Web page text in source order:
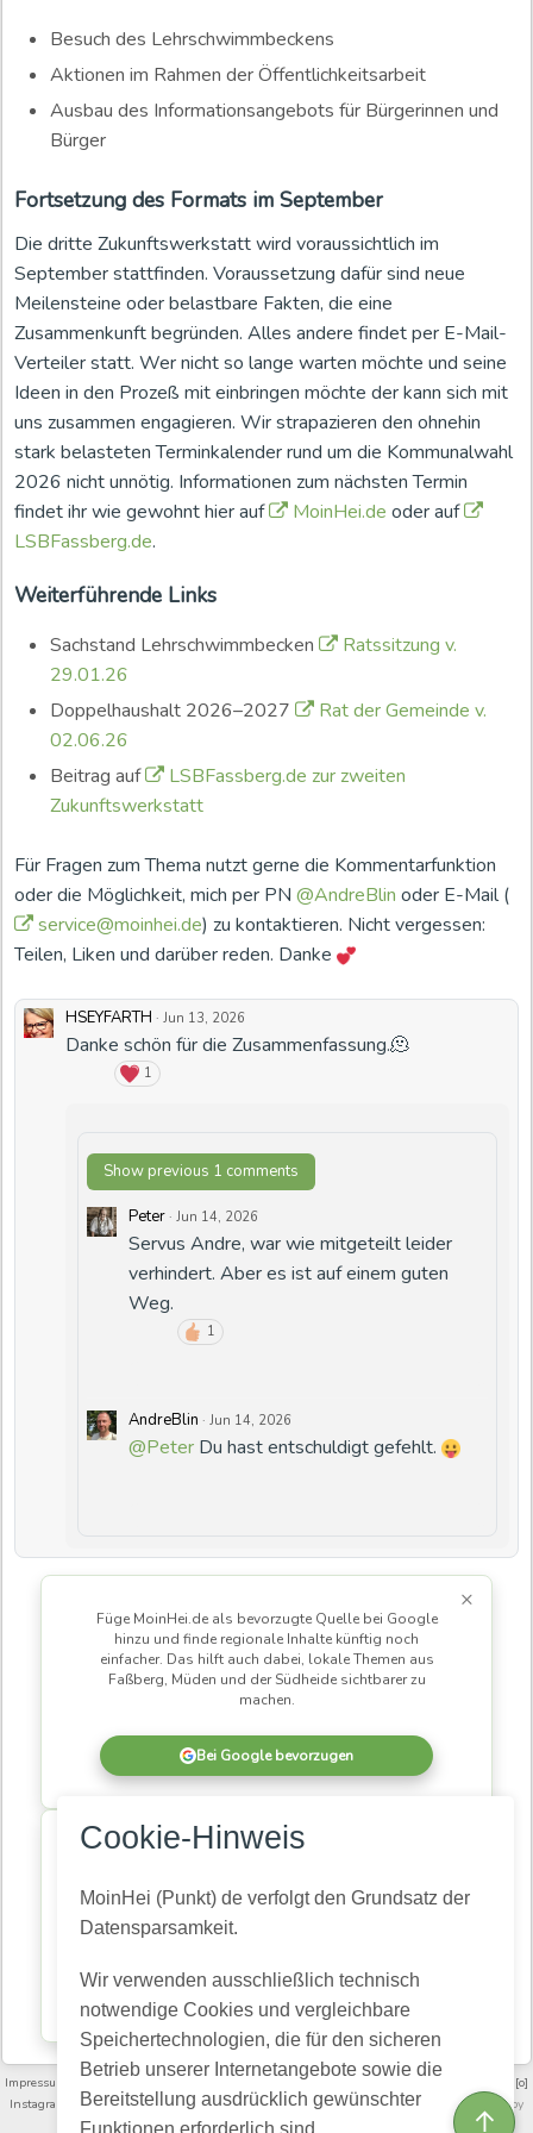
Cookie-Hinweis
MoinHei (Punkt) de verfolgt den Grundsatz der
Datensparsamkeit.
Wir verwenden ausschließlich technisch
notwendige Cookies und vergleichbare
Speichertechnologien, die für den sicheren
Betrieb unserer Internetangebote sowie die
Bereitstellung ausdrücklich gewünschter
Besuch des Lehrschwimmbeckens
Aktionen im Rahmen der Öffentlichkeitsarbeit
Ausbau des Informationsangebots für Bürgerinnen und
Bürger
Fortsetzung des Formats im September
Die dritte Zukunftswerkstatt wird voraussichtlich im
September stattfinden. Voraussetzung dafür sind neue
Meilensteine oder belastbare Fakten, die eine
Zusammenkunft begründen. Alles andere findet per E-Mail-
Verteiler statt. Wer nicht so lange warten möchte und seine
Ideen in den Prozeß mit einbringen möchte der kann sich mit
uns zusammen engagieren. Wir strapazieren den ohnehin
stark belasteten Terminkalender rund um die Kommunalwahl
2026 nicht unnötig. Informationen zum nächsten Termin
findet ihr wie gewohnt hier auf
MoinHei.de oder auf
LSBFassberg.de.
Weiterführende Links
Sachstand Lehrschwimmbecken
Ratssitzung v.
29.01.26
Doppelhaushalt 2026–2027
Rat der Gemeinde v.
02.06.26
Beitrag auf
LSBFassberg.de zur zweiten
Zukunftswerkstatt
Für Fragen zum Thema nutzt gerne die Kommentarfunktion
oder die Möglichkeit, mich per PN @AndreBlin oder E-Mail (
service@moinhei.de) zu kontaktieren. Nicht vergessen:
Teilen, Liken und darüber reden. Danke
HSEYFARTH · Jun 13, 2026
Danke schön für die Zusammenfassung.🫠
1
Show previous 1 comments
Peter · Jun 14, 2026
Servus Andre, war wie mitgeteilt leider
verhindert. Aber es ist auf einem guten
Weg.
1
AndreBlin · Jun 14, 2026
@Peter Du hast entschuldigt gefehlt.
×
Füge MoinHei.de als bevorzugte Quelle bei Google
hinzu und finde regionale Inhalte künftig noch
einfacher. Das hilft auch dabei, lokale Themen aus
Faßberg, Müden und der Südheide sichtbarer zu
machen.
Bei Google bevorzugen
MoinHei.de betreibe ich kostenlos, damit regionale
alle zugänglich bleiben. Damit daraus eine
lebendige Community wird, braucht es Menschen,
die mitlesen und mitmachen.
Kostenlos registrieren
Impressum ·Nutzungsbedingungen und Community-Regeln · Datenschutz­erklärung
[o]
Instagram
·FAQ·Moinheide.de auf Youtube·Artikelarchiv·Videoarchiv
· Powered by
HumHub
↑